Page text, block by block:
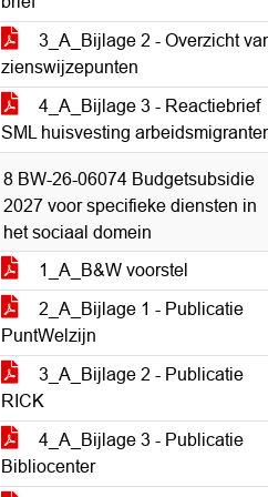
3_A_Bijlage 2 - Overzicht
zienswijzepunten
4_A_Bijlage 3 - Reactiebrief
SML huisvesting
8 BW-26-06074 Budgetsubsidie
2027 voor specifieke diensten in
het sociaal domein
1_A_B&W voorstel
2_A_Bijlage 1 - Publicatie
PuntWelzijn
3_A_Bijlage 2 - Publicatie
RICK
4_A_Bijlage 3 - Publicatie
Bibliocenter